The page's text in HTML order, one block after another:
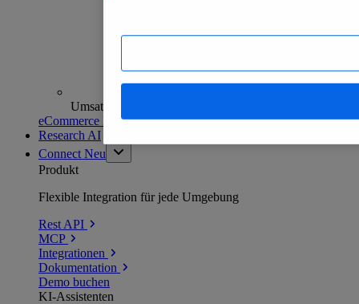
Umsatzanalysen und -prognosen
eCommerce Insights entdecken
Research AI
Connect Neu
Produkt
Flexible Integration für jede Umgebung
Rest API
MCP
Integrationen
Dokumentation
Demo buchen
KI-Assistenten